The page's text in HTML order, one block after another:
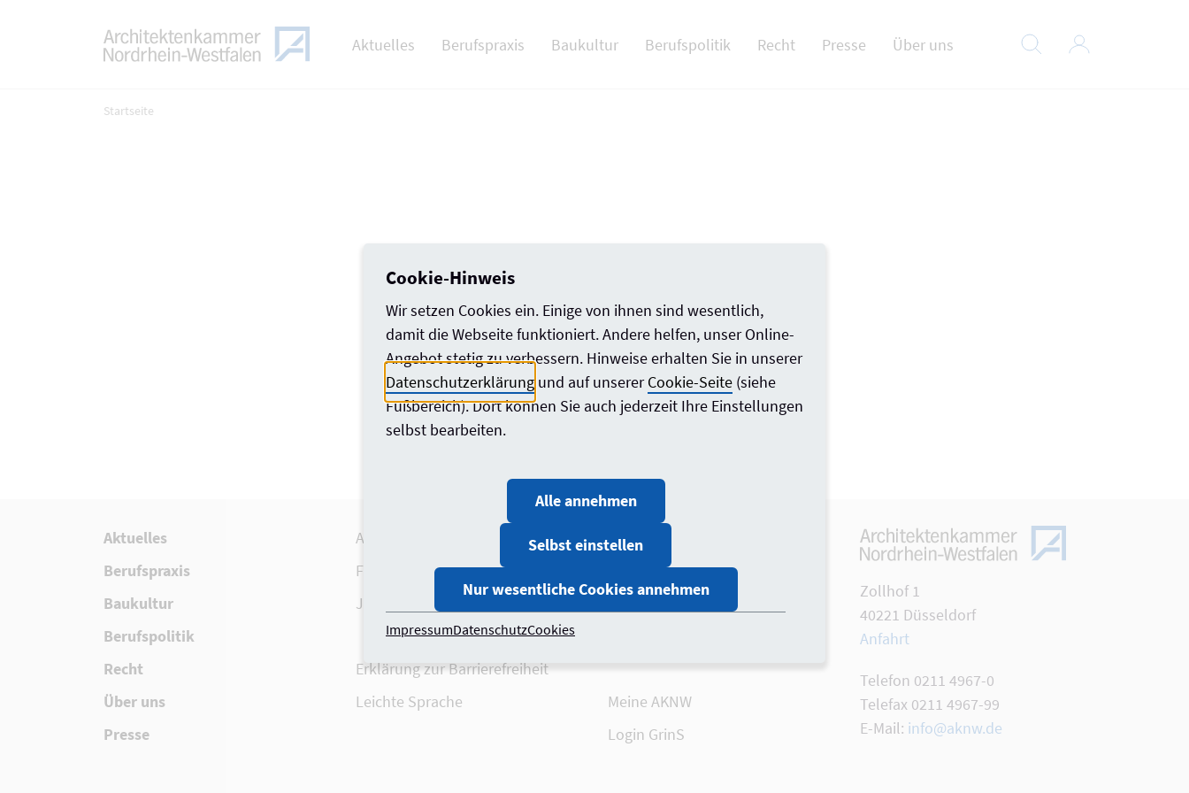
Aktuelles
Berufspraxis Baukultur Berufspolitik Recht Presse Über uns
Startseite
Aktuelles
Berufspraxis
Baukultur
Berufspolitik
Recht
Über uns
Presse
Architektensuche
Fort- und Weiterbildung
Jobbörse
Erklärung zur Barrierefreiheit
Leichte Sprache
Baukunstarchiv NRW
Akademie der AKNW
Stiftung Deutscher Architekten
Meine AKNW
Login GrinS
Zollhof 1
40221 Düsseldorf
Anfahrt
Telefon 0211 4967-0
Telefax 0211 4967-99
E-Mail: info@aknw.de
Cookie-Hinweis
Wir setzen Cookies ein. Einige von ihnen sind wesentlich,
damit die Webseite funktioniert. Andere helfen, unser Online-
Angebot stetig zu verbessern. Hinweise erhalten Sie in unserer
Datenschutzerklärung und auf unsererCookie-Seite (siehe
Fußbereich). Dort können Sie auch jederzeit Ihre Einstellungen
selbst bearbeiten.
Alle annehmen
Selbst einstellen
Nur wesentliche Cookies annehmen
ImpressumDatenschutzCookies